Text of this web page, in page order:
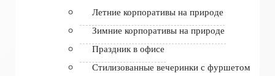
Летние корпоративы на природе
Зимние корпоративы на природе
Праздник в офисе
Стилизованные вечеринки с фуршетом